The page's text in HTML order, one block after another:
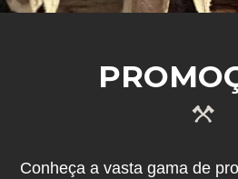
Conheça a vasta gama de